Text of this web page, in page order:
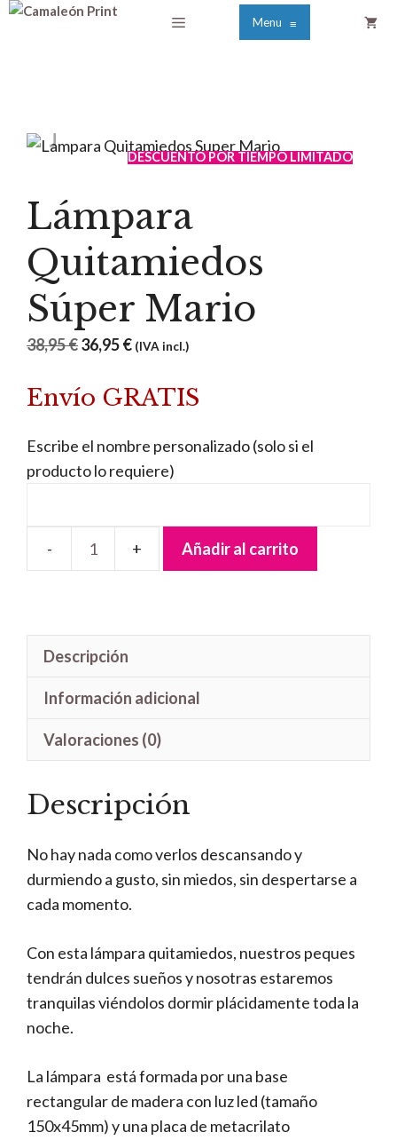
Saltar
Menú Menu ≡
DESCUENTO POR TIEMPO LIMITADO
Lámpara
Quitamiedos
Súper Mario
38,95€El
original
38,95 €.
36,95€El
actual
36,95 €.
(IVA incl.)
Envío GRATIS
Escribe el nombre personalizado (solo si el
producto lo requiere)
Lámpara
Mario
Añadir al carrito
Descripción
Información adicional
Valoraciones (0)
Descripción
No hay nada como verlos descansando y
durmiendo a gusto, sin miedos, sin despertarse a
cada momento.
Con esta lámpara quitamiedos, nuestros peques
tendrán dulces sueños y nosotras estaremos
tranquilas viéndolos dormir plácidamente toda la
noche.
La lámpara está formada por una base
rectangular de madera con luz led (tamaño
150x45mm) y una placa de metacrilato